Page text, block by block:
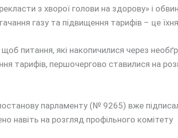
з хворої голови на здорову» і
газу та підвищення тарифів – це
питання, які накопичилися через
тарифів, першочергово ставилися на
парламенту (№ 9265) вже
навіть на розгляд профільного комітету